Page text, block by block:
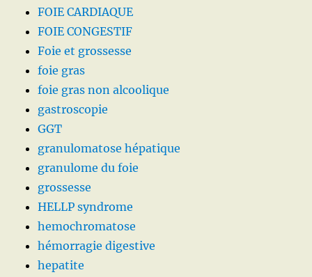
FOIE CARDIAQUE
FOIE CONGESTIF
Foie et grossesse
foie gras
foie gras non alcoolique
gastroscopie
GGT
granulomatose hépatique
granulome du foie
grossesse
HELLP syndrome
hemochromatose
hémorragie digestive
hepatite